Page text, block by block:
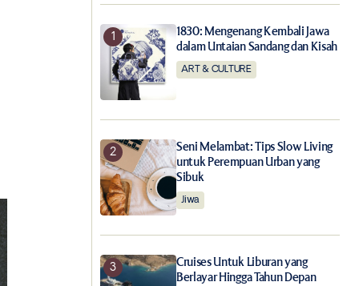
1830: Mengenang Kembali Jawa
dalam Untaian Sandang dan Kisah
ART & CULTURE
Seni Melambat: Tips Slow Living
untuk Perempuan Urban yang
Sibuk
Jiwa
Cruises Untuk Liburan yang
Berlayar Hingga Tahun Depan